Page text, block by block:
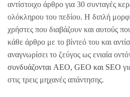
αντίστοιχο άρθρο για 30 συνταγές
ολόκληρου του πεδίου. Η διπλή
χρήστες που διαβάζουν και αυτούς
κάθε άρθρο με το βίντεό του και
αναγνωρίσει το ζεύγος ως ενιαία
συνδυάζονται AEO, GEO και SEO
στις τρεις μηχανές απάντησης.